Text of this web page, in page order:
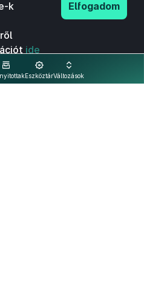
EszköztárVáltozások
k
ide
Elfogadom